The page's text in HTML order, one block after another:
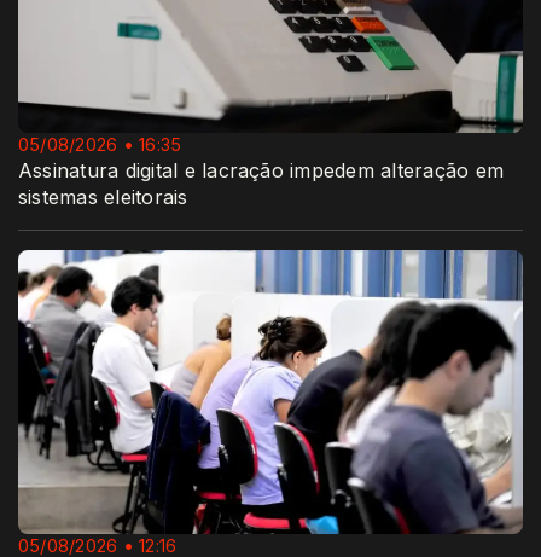
05/08/2026 • 16:35
Assinatura digital e lacração impedem alteração em
sistemas eleitorais
05/08/2026 • 12:16